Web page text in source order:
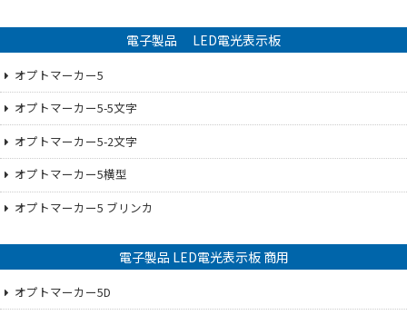
電子製品 LED電光表示板
オプトマーカー5
オプトマーカー5-5文字
オプトマーカー5-2文字
オプトマーカー5横型
オプトマーカー5 ブリンカ
電子製品 LED電光表示板 商用
オプトマーカー5D